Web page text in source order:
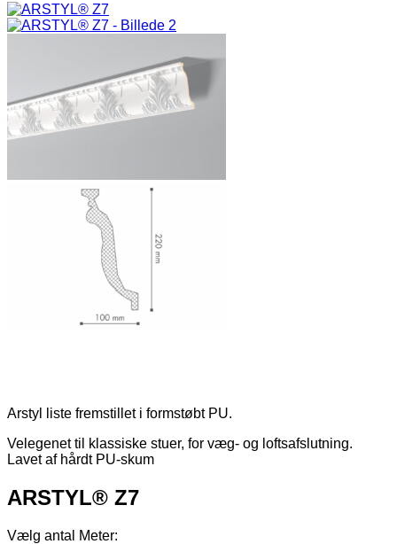
Arstyl liste fremstillet i formstøbt PU.
Velegenet til klassiske stuer, for væg- og loftsafslutning.
Lavet af hårdt PU-skum
ARSTYL® Z7
Vælg antal Meter: